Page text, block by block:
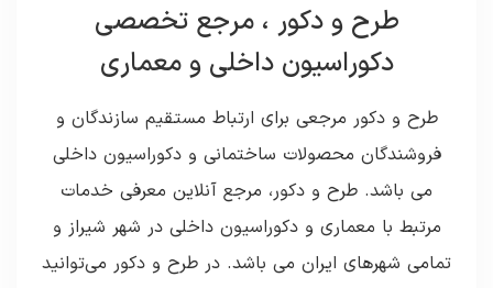
طرح و دکور ، مرجع تخصصی
دکوراسیون داخلی و معماری
طرح و دکور مرجعی برای ارتباط مستقیم سازندگان و
فروشندگان محصولات ساختمانی و دکوراسیون داخلی
می باشد. طرح و دکور، مرجع آنلاین معرفی خدمات
مرتبط با معماری و دکوراسیون داخلی در شهر شیراز و
تمامی شهرهای ایران می باشد. در طرح و دکور می‌توانید